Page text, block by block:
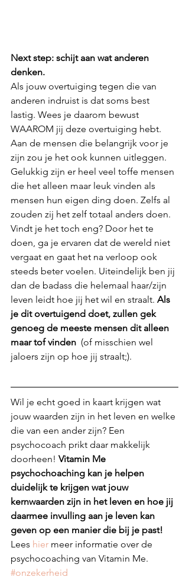
Next step: schijt aan wat anderen
denken.
Als jouw overtuiging tegen die van
anderen indruist is dat soms best
lastig. Wees je daarom bewust
WAAROM jij deze overtuiging hebt.
Aan de mensen die belangrijk voor je
zijn zou je het ook kunnen uitleggen.
Gelukkig zijn er heel veel toffe mensen
die het alleen maar leuk vinden als
mensen hun eigen ding doen. Zelfs al
zouden zij het zelf totaal anders doen.
Vindt je het toch eng? Door het te
doen, ga je ervaren dat de wereld niet
vergaat en gaat het na verloop ook
steeds beter voelen. Uiteindelijk ben jij
dan de badass die helemaal haar/zijn
leven leidt hoe jij het wil en straalt. Als
je dit overtuigend doet, zullen gek
genoeg de meeste mensen dit alleen
maar tof vinden
  (of misschien wel
jaloers zijn op hoe jij straalt;).
Wil je echt goed in kaart krijgen wat
jouw waarden zijn in het leven en welke
die van een ander zijn? Een
psychocoach prikt daar makkelijk
doorheen! Vitamin Me
psychochoaching kan je helpen
duidelijk te krijgen wat jouw
kernwaarden zijn in het leven en hoe jij
daarmee invulling aan je leven kan
geven op een manier die bij je past!
Lees hier meer informatie over de
psychocoaching van Vitamin Me.
#onzekerheid